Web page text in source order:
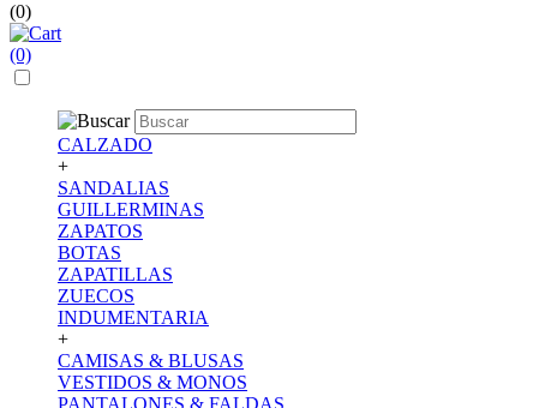
(0)
(0)
CALZADO
+
SANDALIAS
GUILLERMINAS
ZAPATOS
BOTAS
ZAPATILLAS
ZUECOS
INDUMENTARIA
+
CAMISAS & BLUSAS
VESTIDOS & MONOS
PANTALONES & FALDAS